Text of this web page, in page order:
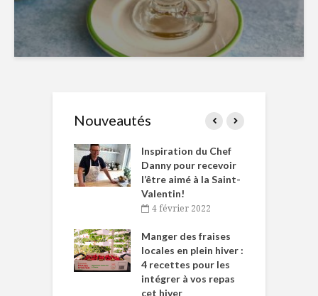
Nouveautés
Inspiration du Chef
Danny pour recevoir
l’être aimé à la Saint-
Valentin!
4 février 2022
Manger des fraises
locales en plein hiver :
4 recettes pour les
intégrer à vos repas
cet hiver